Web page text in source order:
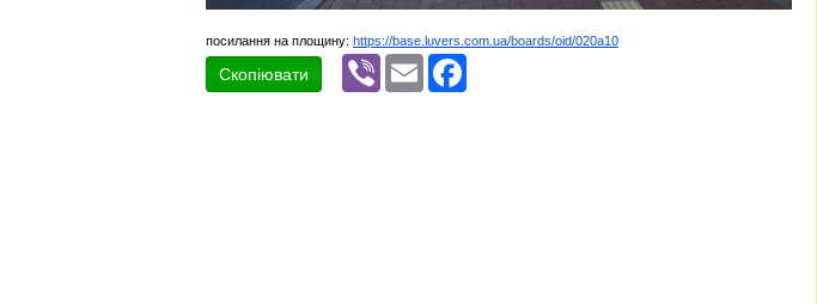
посилання на площину: https://base.luvers.com.ua/boards/oid/020a10
Скопіювати
Viber Email